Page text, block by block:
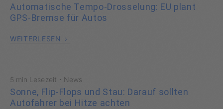
Automatische Tempo-Drosselung: EU plant
GPS-Bremse für Autos
WEITERLESEN
5 min Lesezeit · News
Sonne, Flip-Flops und Stau: Darauf sollten
Autofahrer bei Hitze achten